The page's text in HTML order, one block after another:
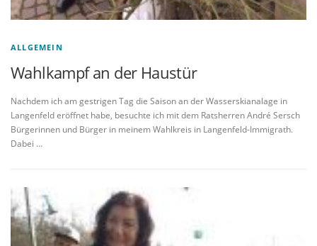
ALLGEMEIN
Wahlkampf an der Haustür
Nachdem ich am gestrigen Tag die Saison an der Wasserskianalage in
Langenfeld eröffnet habe, besuchte ich mit dem Ratsherren André Sersch
Bürgerinnen und Bürger in meinem Wahlkreis in Langenfeld-Immigrath.
Dabei …